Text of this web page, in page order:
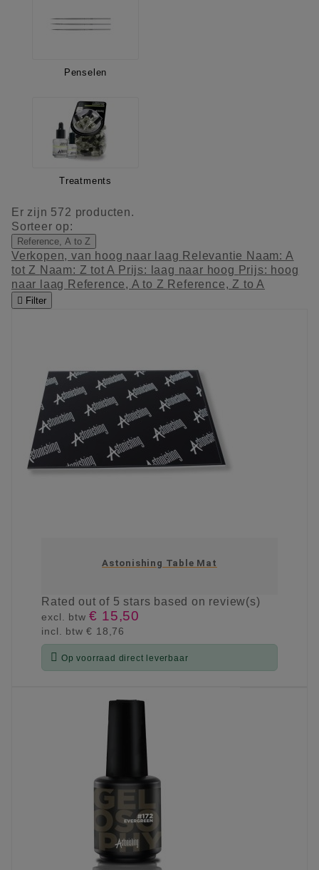
Penselen
Treatments
Er zijn 572 producten.
Sorteer op:
Reference, A to Z
Verkopen, van hoog naar laag Relevantie Naam: A
tot Z Naam: Z tot A Prijs: laag naar hoog Prijs: hoog
naar laag Reference, A to Z Reference, Z to A
 Filter
Astonishing Table Mat
Ratedout of 5 stars based on review(s)
excl. btw€ 15,50
incl. btw€ 18,76
 Op voorraad direct leverbaar